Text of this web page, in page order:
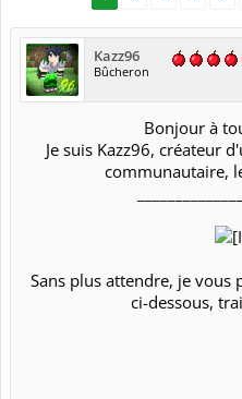
Kazz96
Bûcheron
Bonjour à
Je suis Kazz96, créateur
communautaire,
Sans plus attendre, je
ci-dessous,